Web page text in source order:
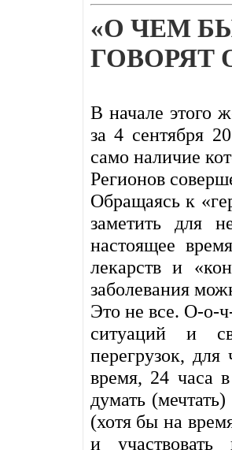
«О ЧЕМ
ГОВОРЯТ
В начале этого
за 4 сентября
само наличие
Регионов
Обращаясь к
заметить для
настоящее
лекарств и
заболевания
Это не все. О-о-
ситуаций и
перегрузок, для
время, 24 часа
думать
(хотя бы на
и участвовать